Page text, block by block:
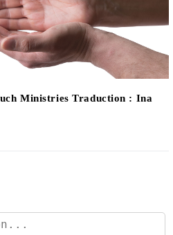
Ministries Traduction : Ina